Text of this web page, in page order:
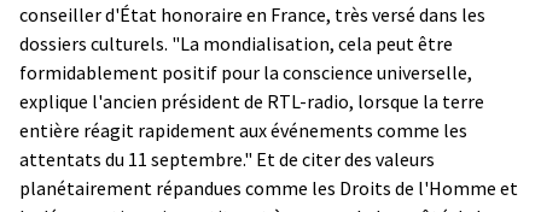
conseiller d'État honoraire en France, très versé dans les
dossiers culturels. "La mondialisation, cela peut être
formidablement positif pour la conscience universelle,
explique l'ancien président de RTL-radio, lorsque la terre
entière réagit rapidement aux événements comme les
attentats du 11 septembre." Et de citer des valeurs
planétairement répandues comme les Droits de l'Homme et